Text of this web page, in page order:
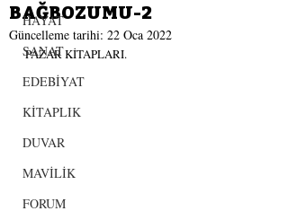
GİRİŞ YAP
HAYAT
SANAT
EDEBİYAT
KİTAPLIK
DUVAR
MAVİLİK
FORUM
BAĞBOZUMU-2
Güncelleme tarihi: 22 Oca 2022
PAZAR KİTAPLARI.